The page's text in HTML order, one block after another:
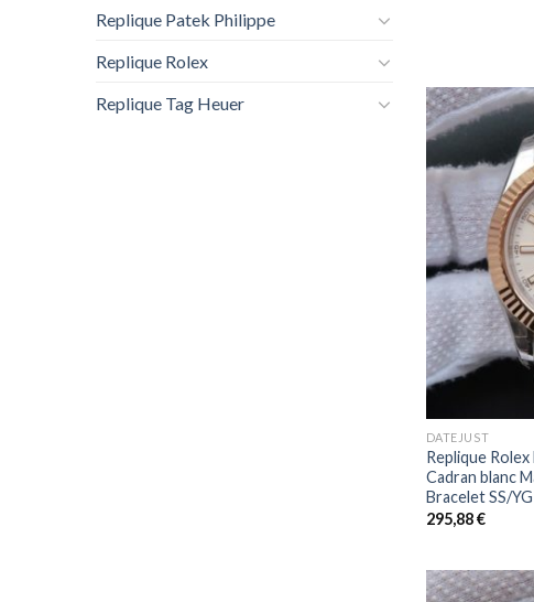
Replique Patek Philippe
Replique Rolex
Replique Tag Heuer
DATEJUST
Replique
Cadran blanc
Bracelet SS/
295,88€